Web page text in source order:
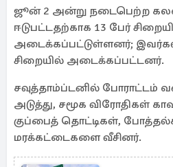
ஜூன் 2 அன்று நடைபெற்ற
ஈடுபட்டதற்காக 13 பேர்
அடைக்கப்பட்டுள்ளனர்;
சிறையில் அடைக்கப்பட்டனர்.
சவுத்தாம்ப்டனில் போராட்டம்
அடுத்து, சமூக விரோதிகள்
குப்பைத் தொட்டிகள்,
மரக்கட்டைகளை வீசினர்.